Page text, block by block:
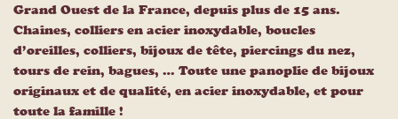
Grand Ouest de la France, depuis plus de 15 ans.
Chaines, colliers en acier inoxydable, boucles
d’oreilles, colliers, bijoux de tête, piercings du nez,
tours de rein, bagues, … Toute une panoplie de bijoux
originaux et de qualité, en acier inoxydable, et pour
toute la famille !